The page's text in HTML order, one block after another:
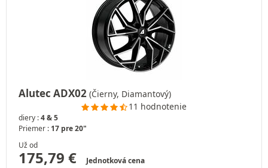
Alutec ADX02 (Čierny, Diamantový)
11 hodnotenie
diery :4 & 5
Priemer : 17 pre 20"
Už od
175,79 €
Jednotková cena